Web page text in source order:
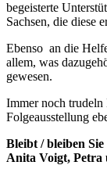
begeisterte
Sachsen, die diese
Ebenso an die
allem, was
gewesen.
Immer noch
Folgeausstellung
Bleibt / bleiben
Anita Voigt, Petra